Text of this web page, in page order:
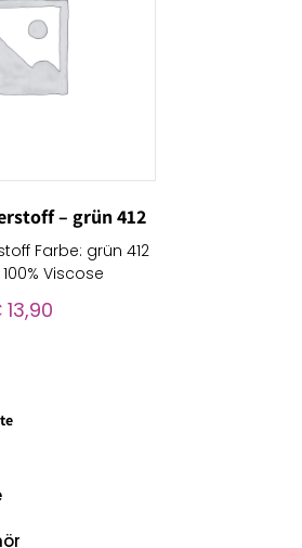
– grün 412
Farbe: grün 412
Viscose
13,90